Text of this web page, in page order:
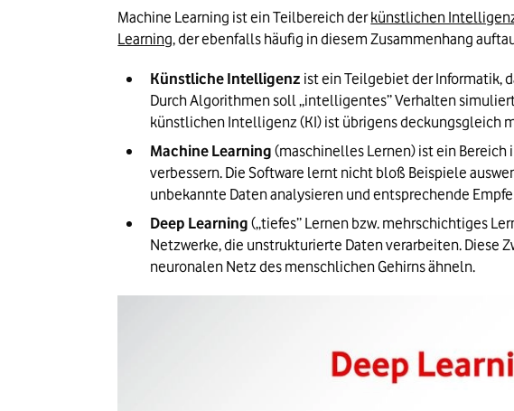
Machine Learning ist ein Teilbereich der künstlichen
Learning, der ebenfalls häufig in diesem Zusammenhang
Künstliche Intelligenz ist ein Teilgebiet der Informatik,
Durch Algorithmen soll „intelligentes” Verhalten
künstlichen Intelligenz (KI) ist übrigens deckungsgleich
Machine Learning (maschinelles Lernen) ist ein
verbessern. Die Software lernt nicht bloß Beispiele
unbekannte Daten analysieren und entsprechende
Deep Learning („tiefes” Lernen bzw. mehrschichtiges
Netzwerke, die unstrukturierte Daten verarbeiten. Diese
neuronalen Netz des menschlichen Gehirns ähneln.